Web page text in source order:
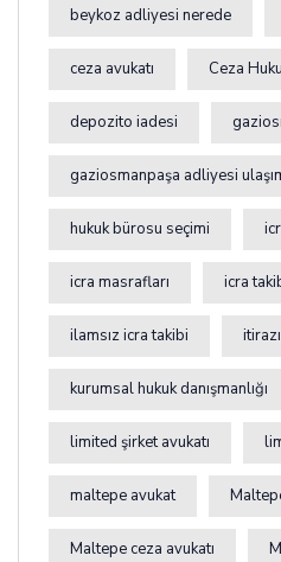
beykoz adliyesi nerede
ceza avukatı Ceza
depozito iadesi
gaziosmanpaşa adliyesi
hukuk bürosu seçimi
icra masrafları icra
ilamsız icra takibi
kurumsal hukuk danışmanlığı
limited şirket avukatı
maltepe avukat
Maltepe ceza avukatı